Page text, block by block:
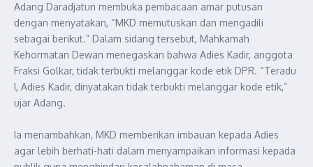
Adang Daradjatun membuka pembacaan amar putusan
dengan menyatakan, “MKD memutuskan dan mengadili
sebagai berikut.” Dalam sidang tersebut, Mahkamah
Kehormatan Dewan menegaskan bahwa Adies Kadir, anggota
Fraksi Golkar, tidak terbukti melanggar kode etik DPR. “Teradu
I, Adies Kadir, dinyatakan tidak terbukti melanggar kode etik,”
ujar Adang.
Ia menambahkan, MKD memberikan imbauan kepada Adies
agar lebih berhati-hati dalam menyampaikan informasi kepada